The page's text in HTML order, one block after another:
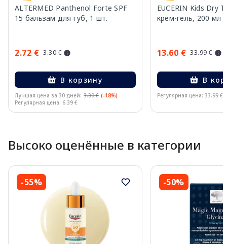
ALTERMED Panthenol Forte SPF
15 бальзам для губ, 1 шт.
2.72 € 3.30 €
В корзину
Лучшая цена за 30 дней: 3.30 € (-18%)
Регулярная цена: 6.39 €
EUCERIN Kids Dry
крем-гель, 200 мл
13.60 € 33.99 €
В
Регулярная цена: 33.99 €
Высоко оценённые в категории
-55% -50%